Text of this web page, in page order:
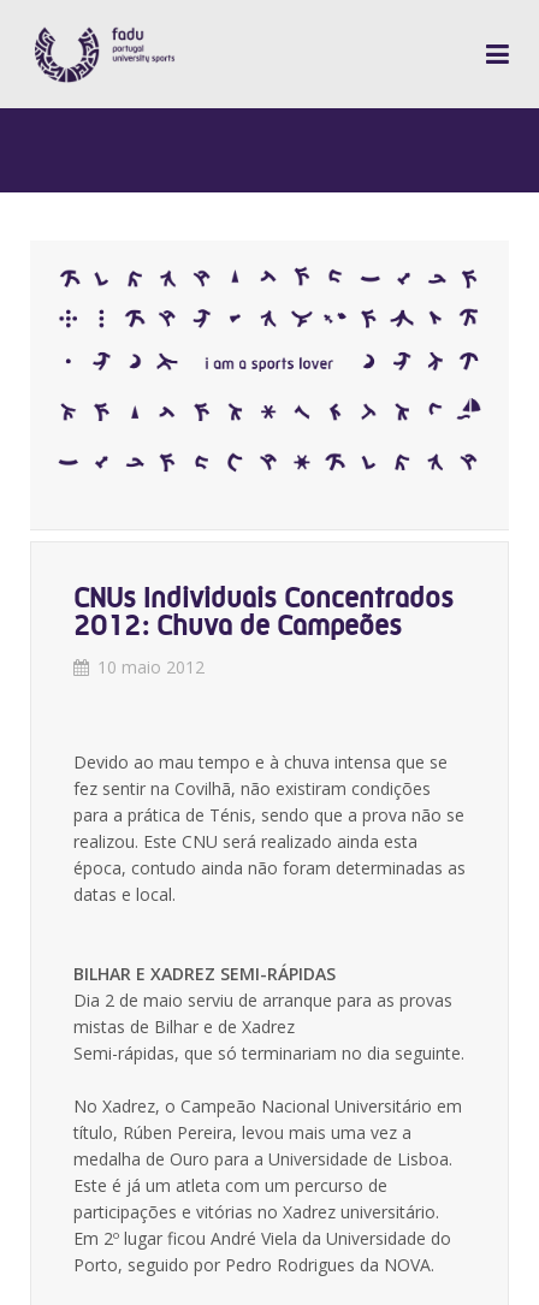
CNUs Individuais Concentrados
2012: Chuva de Campeões
10 maio 2012
Devido ao mau tempo e à chuva intensa que se
fez sentir na Covilhã, não existiram condições
para a prática de Ténis, sendo que a prova não se
realizou. Este CNU será realizado ainda esta
época, contudo ainda não foram determinadas as
datas e local.
BILHAR E XADREZ SEMI-RÁPIDAS
Dia 2 de maio serviu de arranque para as provas
mistas de Bilhar e de Xadrez
Semi-rápidas, que só terminariam no dia seguinte.
No Xadrez, o Campeão Nacional Universitário em
título, Rúben Pereira, levou mais uma vez a
medalha de Ouro para a Universidade de Lisboa.
Este é já um atleta com um percurso de
participações e vitórias no Xadrez universitário.
Em 2º lugar ficou André Viela da Universidade do
Porto, seguido por Pedro Rodrigues da NOVA.